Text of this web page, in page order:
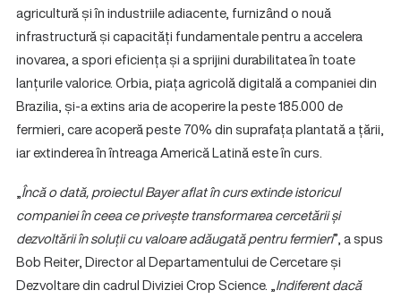
agricultură și în industriile adiacente, furnizând o nouă
infrastructură și capacități fundamentale pentru a accelera
inovarea, a spori eficiența și a sprijini durabilitatea în toate
lanțurile valorice. Orbia, piața agricolă digitală a companiei din
Brazilia, și-a extins aria de acoperire la peste 185.000 de
fermieri, care acoperă peste 70% din suprafața plantată a țării,
iar extinderea în întreaga Americă Latină este în curs.
„Încă o dată, proiectul Bayer aflat în curs extinde istoricul
companiei în ceea ce privește transformarea cercetării și
dezvoltării în soluții cu valoare adăugată pentru fermieri”, a spus
Bob Reiter, Director al Departamentului de Cercetare și
Dezvoltare din cadrul Diviziei Crop Science. „Indiferent dacă